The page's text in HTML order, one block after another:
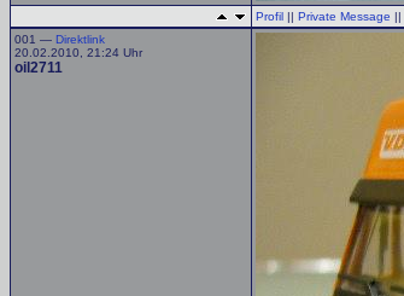
Profil || Private Message ||
001 — Direktlink
20.02.2010, 21:24 Uhr
oil2711